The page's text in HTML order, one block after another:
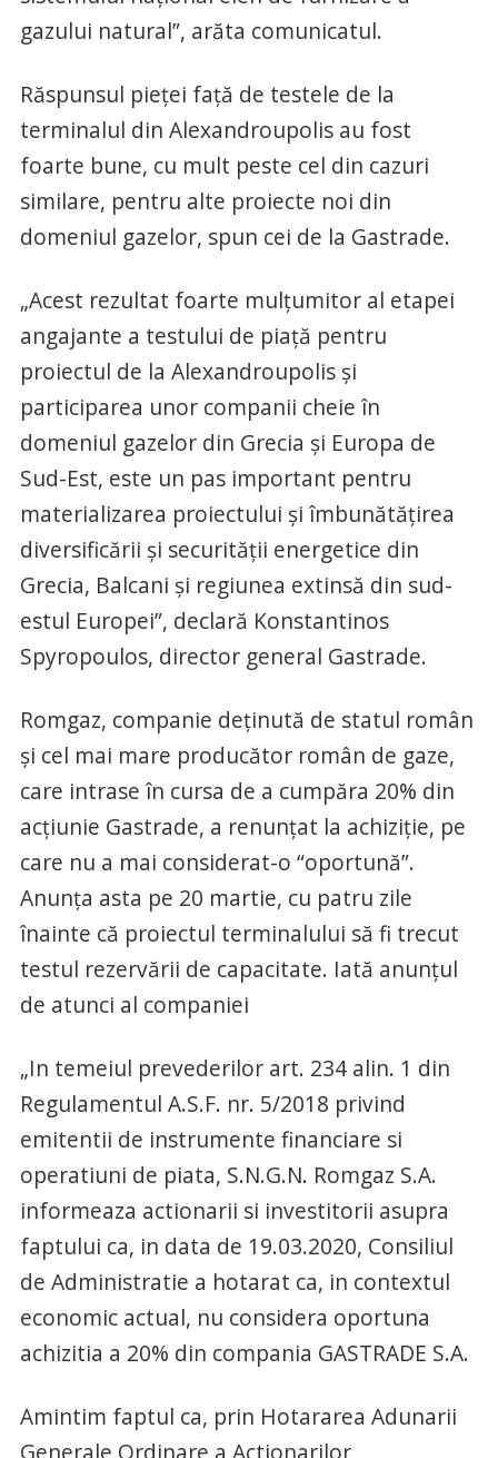
gazului natural”, arăta comunicatul.
Răspunsul pieței față de testele de la
terminalul din Alexandroupolis au fost
foarte bune, cu mult peste cel din cazuri
similare, pentru alte proiecte noi din
domeniul gazelor, spun cei de la Gastrade.
„Acest rezultat foarte mulțumitor al etapei
angajante a testului de piață pentru
proiectul de la Alexandroupolis și
participarea unor companii cheie în
domeniul gazelor din Grecia și Europa de
Sud-Est, este un pas important pentru
materializarea proiectului și îmbunătățirea
diversificării și securității energetice din
Grecia, Balcani și regiunea extinsă din sud-
estul Europei”, declară Konstantinos
Spyropoulos, director general Gastrade.
Romgaz, companie deținută de statul român
și cel mai mare producător român de gaze,
care intrase în cursa de a cumpăra 20% din
acțiunie Gastrade, a renunțat la achiziție, pe
care nu a mai considerat-o “oportună”.
Anunța asta pe 20 martie, cu patru zile
înainte că proiectul terminalului să fi trecut
testul rezervării de capacitate. Iată anunțul
de atunci al companiei
„In temeiul prevederilor art. 234 alin. 1 din
Regulamentul A.S.F. nr. 5/2018 privind
emitentii de instrumente financiare si
operatiuni de piata, S.N.G.N. Romgaz S.A.
informeaza actionarii si investitorii asupra
faptului ca, in data de 19.03.2020, Consiliul
de Administratie a hotarat ca, in contextul
economic actual, nu considera oportuna
achizitia a 20% din compania GASTRADE S.A.
Amintim faptul ca, prin Hotararea Adunarii